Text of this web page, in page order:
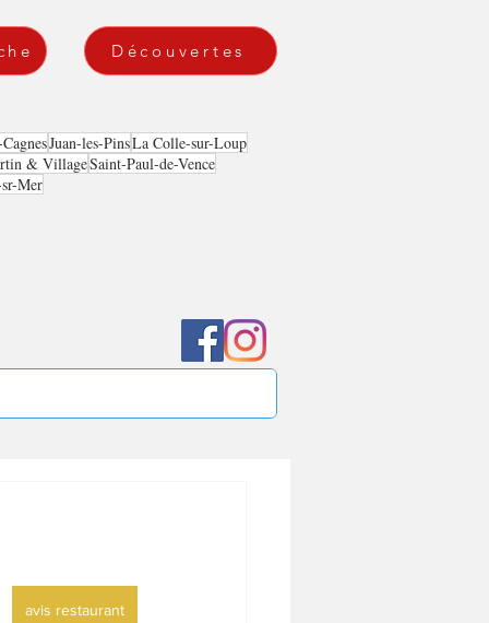
Découvertes
Juan-les-PinsLa Colle-sur-Loup
& VillageSaint-Paul-de-Vence
Mer
avis restaurant